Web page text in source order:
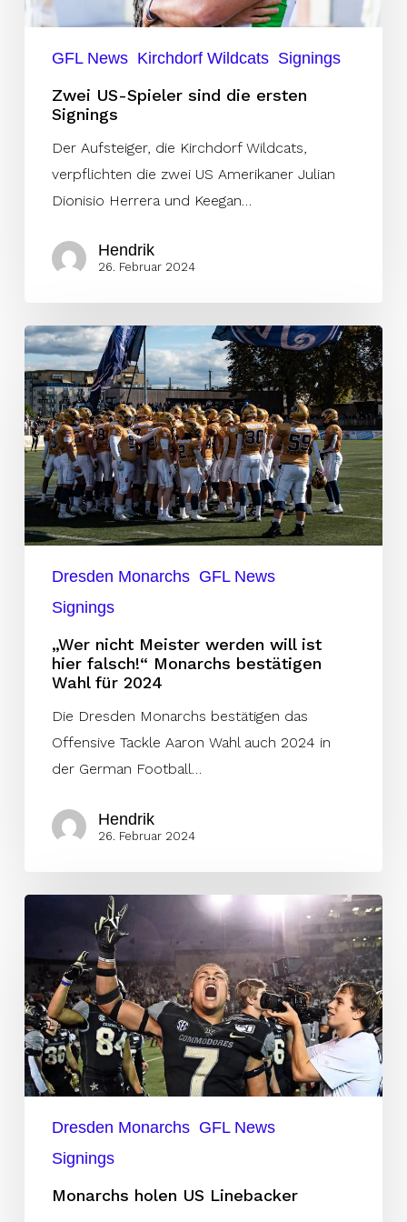
GFL News Kirchdorf Wildcats Signings
Zwei US-Spieler sind die ersten
Signings
Der Aufsteiger, die Kirchdorf Wildcats,
verpflichten die zwei US Amerikaner Julian
Dionisio Herrera und Keegan…
Hendrik
26. Februar 2024
„Wer
nicht
Meister
werden
will
ist
hier
falsch!“
Monarchs
bestätigen
Wahl
2024
Dresden Monarchs GFL News
Signings
„Wer nicht Meister werden will ist
hier falsch!“ Monarchs bestätigen
Wahl für 2024
Die Dresden Monarchs bestätigen das
Offensive Tackle Aaron Wahl auch 2024 in
der German Football…
Hendrik
26. Februar 2024
US
Linebacker
Dresden Monarchs GFL News
Signings
Monarchs holen US Linebacker